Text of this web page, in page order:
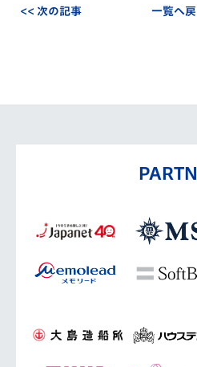
<< 次の記事 一覧へ戻